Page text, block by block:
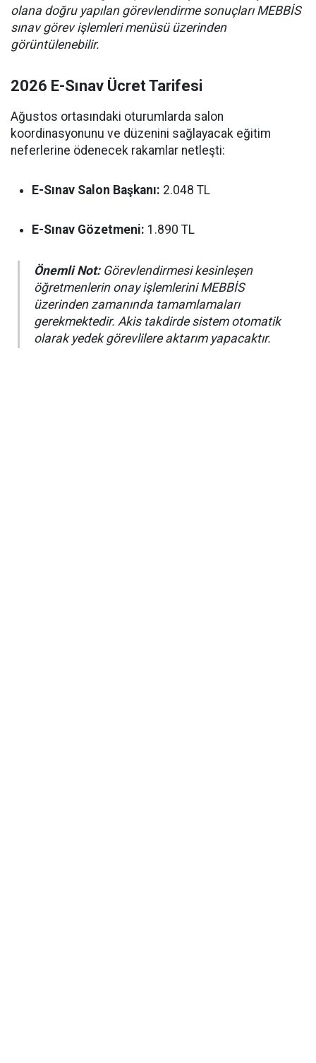
olana doğru yapılan görevlendirme sonuçları MEBBİS
sınav görev işlemleri menüsü üzerinden
görüntülenebilir.
2026 E-Sınav Ücret Tarifesi
Ağustos ortasındaki oturumlarda salon
koordinasyonunu ve düzenini sağlayacak eğitim
neferlerine ödenecek rakamlar netleşti:
E-Sınav Salon Başkanı: 2.048 TL
E-Sınav Gözetmeni: 1.890 TL
Önemli Not:Görevlendirmesi kesinleşen
öğretmenlerin onay işlemlerini MEBBİS
üzerinden zamanında tamamlamaları
gerekmektedir. Akis takdirde sistem otomatik
olarak yedek görevlilere aktarım yapacaktır.